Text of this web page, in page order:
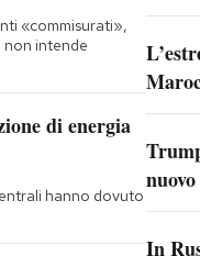
«commisurati»,
non intende
di energia
hanno dovuto
nuovo
In